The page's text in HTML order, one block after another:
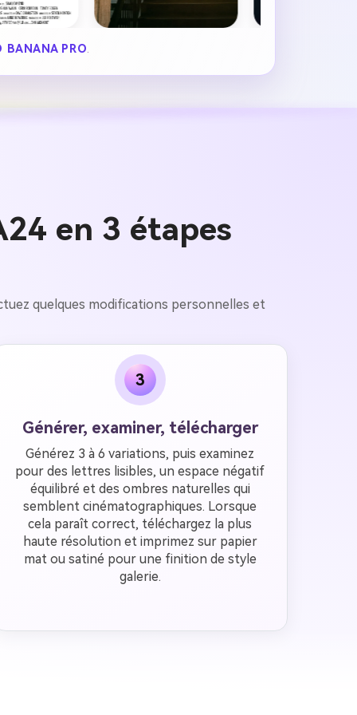
BANANA PRO
en 3 étapes
quelques modifications personnelles et
3
Générer, examiner, télécharger
Générez 3 à 6 variations, puis examinez
pour des lettres lisibles, un espace négatif
équilibré et des ombres naturelles qui
semblent cinématographiques. Lorsque
cela paraît correct, téléchargez la plus
haute résolution et imprimez sur papier
mat ou satiné pour une finition de style
galerie.